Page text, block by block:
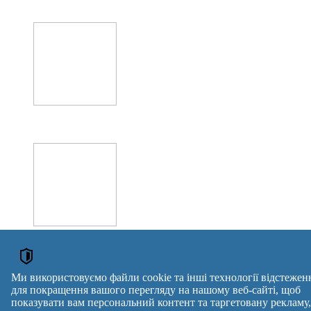
Оголошення →
ОГОЛОШЕННЯ
Курси кухар, кондитер, сушист, піццеолі, пекар, бармен,
Ми використовуємо файли cookie та інші технології
для покращення вашого перегляду на нашому веб-сайті, щоб
показувати вам персональний контент та таргетовану рекламу,